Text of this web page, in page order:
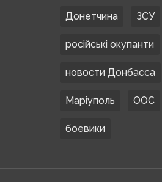
Донетчина ЗСУ
російські окупанти
новости Донбасса
Маріуполь ООС
боевики